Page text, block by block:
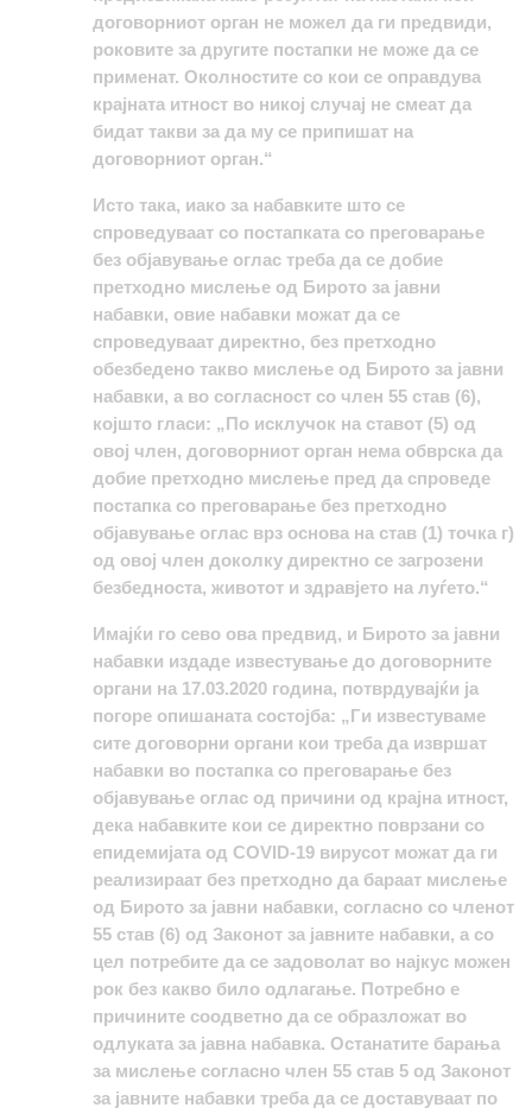
договорниот орган не можел да ги предвиди,
роковите за другите постапки не може да се
применат. Околностите со кои се оправдува
крајната итност во никој случај не смеат да
бидат такви за да му се припишат на
договорниот орган.“
Исто така, иако за набавките што се
спроведуваат со постапката со преговарање
без објавување оглас треба да се добие
претходно мислење од Бирото за јавни
набавки, овие набавки можат да се
спроведуваат директно, без претходно
обезбедено такво мислење од Бирото за јавни
набавки, а во согласност со член 55 став (6),
којшто гласи: „По исклучок на ставот (5) од
овој член, договорниот орган нема обврска да
добие претходно мислење пред да спроведе
постапка со преговарање без претходно
објавување оглас врз основа на став (1) точка г)
од овој член доколку директно се загрозени
безбедноста, животот и здравјето на луѓето.“
Имајќи го сево ова предвид, и Бирото за јавни
набавки издаде известување до договорните
органи на 17.03.2020 година, потврдувајќи ја
погоре опишаната состојба: „Ги известуваме
сите договорни органи кои треба да извршат
набавки во постапка со преговарање без
објавување оглас од причини од крајна итност,
дека набавките кои се директно поврзани со
епидемијата од COVID-19 вирусот можат да ги
реализираат без претходно да бараат мислење
од Бирото за јавни набавки, согласно со членот
55 став (6) од Законот за јавните набавки, а со
цел потребите да се задоволат во најкус можен
рок без какво било одлагање. Потребно е
причините соодветно да се образложат во
одлуката за јавна набавка. Останатите барања
за мислење согласно член 55 став 5 од Законот
за јавните набавки треба да се доставуваат по